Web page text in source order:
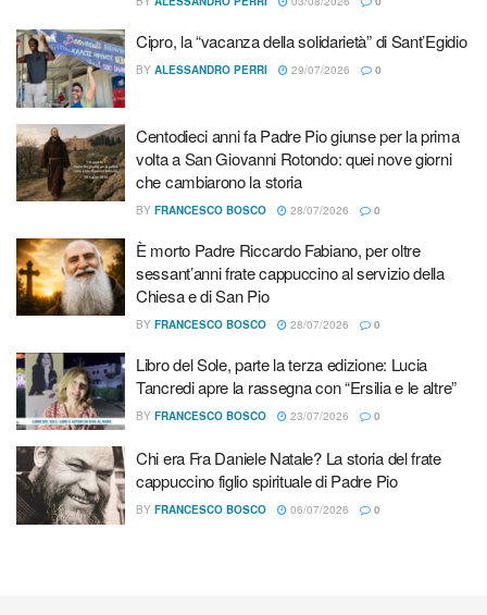
Sant’Egidio ricorda don Antonio Mazzi: «Con lui una lunga
amicizia per restituire futuro ai giovani e alle persone più
fragili»
Cipro, la “vacanza della solidarietà” di Sant’Egidio
Centodieci anni fa Padre Pio giunse per la prima volta a
San Giovanni Rotondo: quei nove giorni che cambiarono la
storia
Cipro, la “vacanza della solidarietà” di Sant’Egidio
BY ALESSANDRO PERRI 29/07/2026 0
Centodieci anni fa Padre Pio giunse per la prima
volta a San Giovanni Rotondo: quei nove giorni
che cambiarono la storia
BY FRANCESCO BOSCO 28/07/2026 0
È morto Padre Riccardo Fabiano, per oltre
sessant’anni frate cappuccino al servizio della
Chiesa e di San Pio
BY FRANCESCO BOSCO 28/07/2026 0
Libro del Sole, parte la terza edizione: Lucia
Tancredi apre la rassegna con “Ersilia e le altre”
BY FRANCESCO BOSCO 23/07/2026 0
Chi era Fra Daniele Natale? La storia del frate
cappuccino figlio spirituale di Padre Pio
BY FRANCESCO BOSCO 06/07/2026 0